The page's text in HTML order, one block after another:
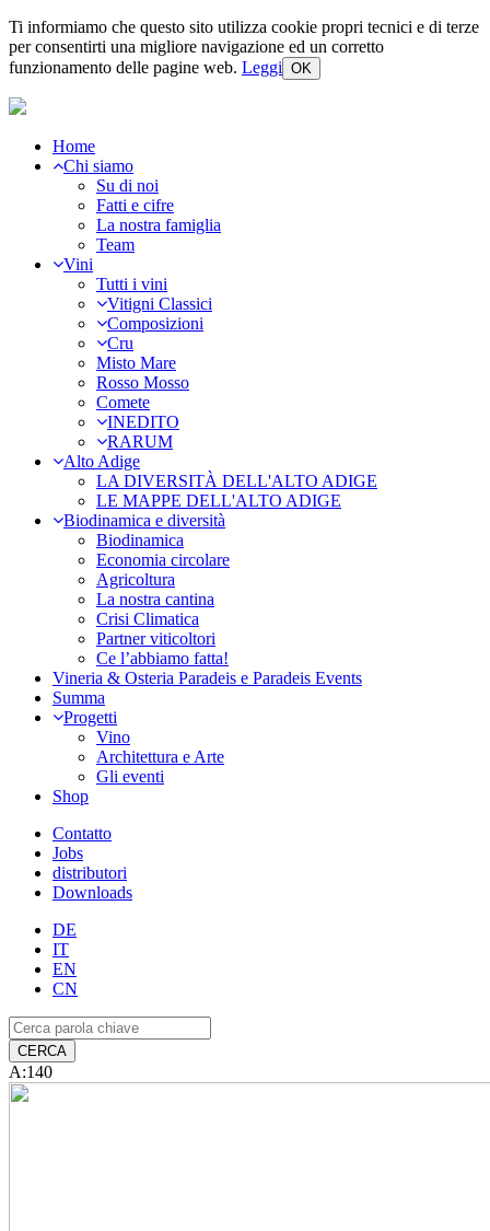
Ti informiamo che questo sito utilizza cookie propri tecnici e di terze
per consentirti una migliore navigazione ed un corretto
funzionamento delle pagine web. Leggi OK
Home
Chi siamo
Su di noi
Fatti e cifre
La nostra famiglia
Team
Vini
Tutti i vini
Vitigni Classici
Composizioni
Cru
Misto Mare
Rosso Mosso
Comete
INEDITO
RARUM
Alto Adige
LA DIVERSITÀ DELL'ALTO ADIGE
LE MAPPE DELL'ALTO ADIGE
Biodinamica e diversità
Biodinamica
Economia circolare
Agricoltura
La nostra cantina
Crisi Climatica
Partner viticoltori
Ce l’abbiamo fatta!
Vineria & Osteria Paradeis e Paradeis Events
Summa
Progetti
Vino
Architettura e Arte
Gli eventi
Shop
Contatto
Jobs
distributori
Downloads
DE
IT
EN
CN
A:140